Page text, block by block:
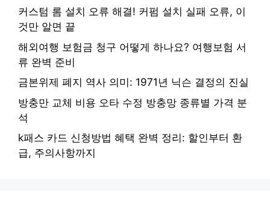
커스텀 롬 설치 오류 해결! 커펌 설치 실패 오류, 이
것만 알면 끝
해외여행 보험금 청구 어떻게 하나요? 여행보험 서
류 완벽 준비
금본위제 폐지 역사 의미: 1971년 닉슨 결정의 진실
방충만 교체 비용 오타 수정 방충망 종류별 가격 분
석
k패스 카드 신청방법 혜택 완벽 정리: 할인부터 환
급, 주의사항까지